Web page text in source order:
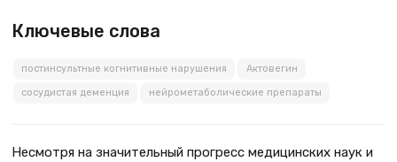
Ключевые слова
постинсультные когнитивные нарушения Актовегин
сосудистая деменция нейрометаболические препараты
Несмотря на значительный прогресс медицинских наук и